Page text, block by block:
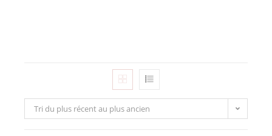
Tri du plus récent au plus ancien